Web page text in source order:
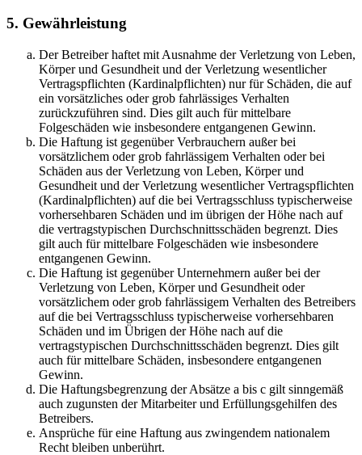
5. Gewährleistung
Der Betreiber haftet mit Ausnahme der Verletzung von Leben,
Körper und Gesundheit und der Verletzung wesentlicher
Vertragspflichten (Kardinalpflichten) nur für Schäden, die auf
ein vorsätzliches oder grob fahrlässiges Verhalten
zurückzuführen sind. Dies gilt auch für mittelbare
Folgeschäden wie insbesondere entgangenen Gewinn.
Die Haftung ist gegenüber Verbrauchern außer bei
vorsätzlichem oder grob fahrlässigem Verhalten oder bei
Schäden aus der Verletzung von Leben, Körper und
Gesundheit und der Verletzung wesentlicher Vertragspflichten
(Kardinalpflichten) auf die bei Vertragsschluss typischerweise
vorhersehbaren Schäden und im übrigen der Höhe nach auf
die vertragstypischen Durchschnittsschäden begrenzt. Dies
gilt auch für mittelbare Folgeschäden wie insbesondere
entgangenen Gewinn.
Die Haftung ist gegenüber Unternehmern außer bei der
Verletzung von Leben, Körper und Gesundheit oder
vorsätzlichem oder grob fahrlässigem Verhalten des Betreibers
auf die bei Vertragsschluss typischerweise vorhersehbaren
Schäden und im Übrigen der Höhe nach auf die
vertragstypischen Durchschnittsschäden begrenzt. Dies gilt
auch für mittelbare Schäden, insbesondere entgangenen
Gewinn.
Die Haftungsbegrenzung der Absätze a bis c gilt sinngemäß
auch zugunsten der Mitarbeiter und Erfüllungsgehilfen des
Betreibers.
Ansprüche für eine Haftung aus zwingendem nationalem
Recht bleiben unberührt.